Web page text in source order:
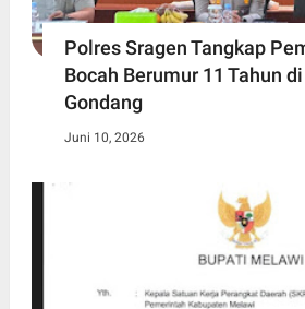
Polres Sragen Tangkap
Bocah Berumur 11 Tahun
Gondang
Juni 10, 2026